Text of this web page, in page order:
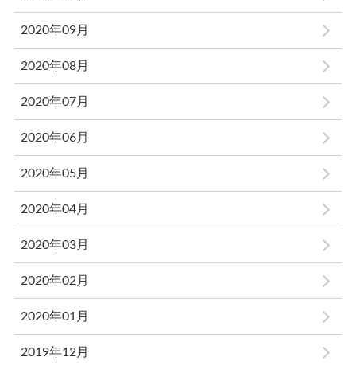
2020年09月
2020年08月
2020年07月
2020年06月
2020年05月
2020年04月
2020年03月
2020年02月
2020年01月
2019年12月